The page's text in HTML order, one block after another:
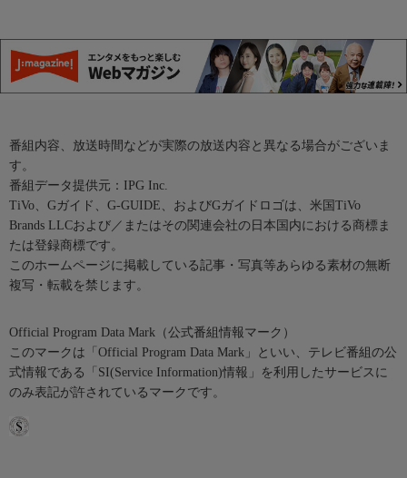
番組内容、放送時間などが実際の放送内容と異なる場合がございま
す。
番組データ提供元：IPG Inc.
TiVo、Gガイド、G-GUIDE、およびGガイドロゴは、米国TiVo
Brands LLCおよび／またはその関連会社の日本国内における商標ま
たは登録商標です。
このホームページに掲載している記事・写真等あらゆる素材の無断
複写・転載を禁じます。
Official Program Data Mark（公式番組情報マーク）
このマークは「Official Program Data Mark」といい、テレビ番組の公
式情報である「SI(Service Information)情報」を利用したサービスに
のみ表記が許されているマークです。